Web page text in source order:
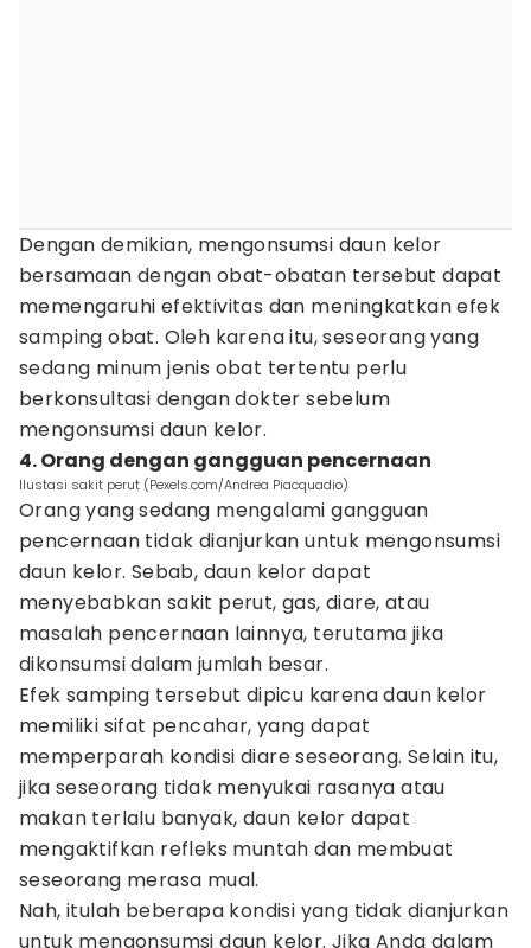
Dengan demikian, mengonsumsi daun kelor
bersamaan dengan obat-obatan tersebut dapat
memengaruhi efektivitas dan meningkatkan efek
samping obat. Oleh karena itu, seseorang yang
sedang minum jenis obat tertentu perlu
berkonsultasi dengan dokter sebelum
mengonsumsi daun kelor.
4. Orang dengan gangguan pencernaan
Ilustasi sakit perut (Pexels.com/Andrea Piacquadio)
Orang yang sedang mengalami gangguan
pencernaan tidak dianjurkan untuk mengonsumsi
daun kelor. Sebab, daun kelor dapat
menyebabkan sakit perut, gas, diare, atau
masalah pencernaan lainnya, terutama jika
dikonsumsi dalam jumlah besar.
Efek samping tersebut dipicu karena daun kelor
memiliki sifat pencahar, yang dapat
memperparah kondisi diare seseorang. Selain itu,
jika seseorang tidak menyukai rasanya atau
makan terlalu banyak, daun kelor dapat
mengaktifkan refleks muntah dan membuat
seseorang merasa mual.
Nah, itulah beberapa kondisi yang tidak dianjurkan
untuk mengonsumsi daun kelor. Jika Anda dalam